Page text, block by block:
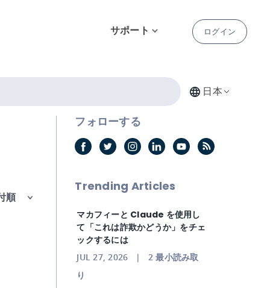
サポート ログイン
日本
フォローする
Trending Articles
マカフィーと Claude を使用し
て「これは詐欺かどうか」をチェ
ックするには
JUL 27, 2026 | 2 最小読み取
り